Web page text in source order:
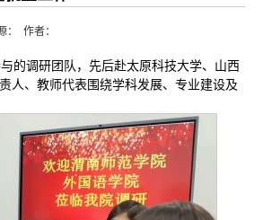
： 作者：
的调研团队，先后赴太原科技大学、山西
人、教师代表围绕学科发展、专业建设及